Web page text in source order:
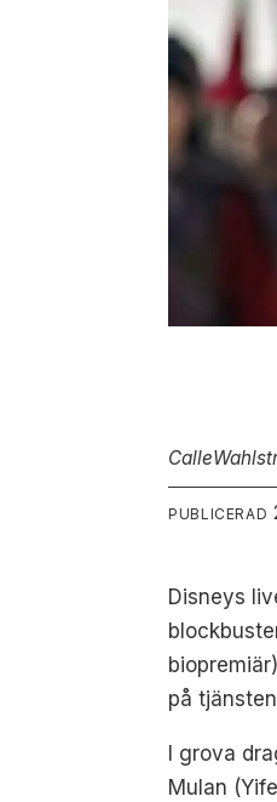
Calle
PUBLICERAD
Disneys
på
I grova
Mulan